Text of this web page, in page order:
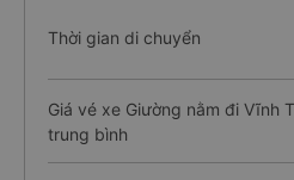
Thời gian di chuyển
Giá vé xe Giường nằm đi Vĩnh
trung bình